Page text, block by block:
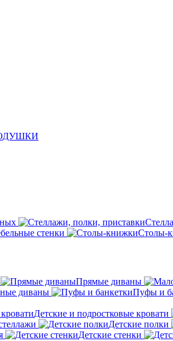
стенки
Столы-
Прямые диваны
диваны
Пуфы и
Детские и подростковые кровати
Детские полки
Детские стенки